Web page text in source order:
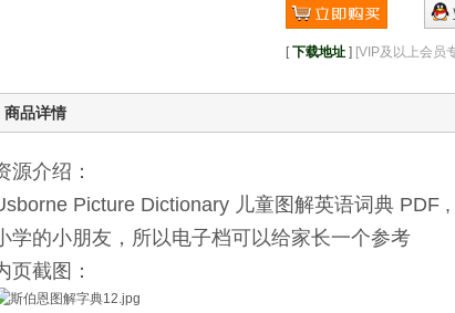
[下载地址 ] [VIP及以上会员
商品详情
源介绍：
Picture Dictionary 儿童图解英语词典 PDF
学的小朋友，所以电子档可以给家长一个参考
页截图：